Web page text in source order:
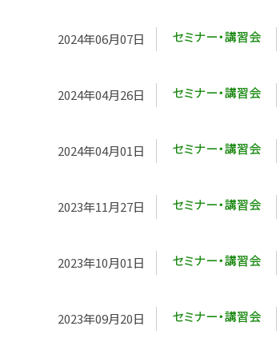
2024年06月07日
2024年04月26日
2024年04月01日
2023年11月27日
2023年10月01日
2023年09月20日